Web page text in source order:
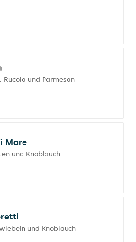
Rucola und Parmesan
Mare
und Knoblauch
und Knoblauch